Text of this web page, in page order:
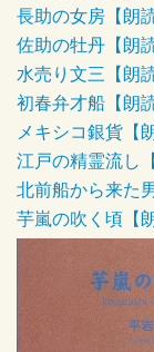
長助の女房【朗
佐助の牡丹【朗
水売り文三【朗
初春弁才船【朗
メキシコ銀貨【
江戸の精霊流し
北前船から来た
芋嵐の吹く頃【